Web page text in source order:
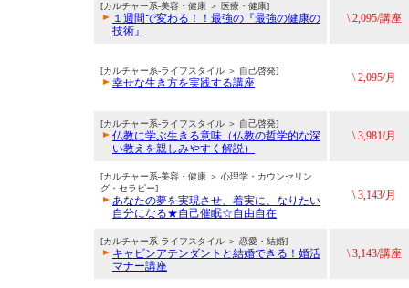
[カルチャー系-美容・健康 ＞ 医療・健康]
１週間で変わる！！最強の『最強の健康の
技術』
\ 2,095/講座
[カルチャー系-ライフスタイル ＞ 自己啓発]
幸せな生き方を実践する講座 \ 2,095/月
[カルチャー系-ライフスタイル ＞ 自己啓発]
仏教に学ぶ生きる意味（仏教の哲学的な深
い教えを親しみやすく解説）
\ 3,981/月
[カルチャー系-美容・健康 ＞ 心理学・カウンセリン
グ・セラピー]
あなたの夢を実現させ、着実に、なりたい
自分になる★自己催眠☆自由自在
\ 3,143/月
[カルチャー系-ライフスタイル ＞ 恋愛・結婚]
キャビンアテンダントと結婚できる！婚活
マナー講座
\ 3,143/講座